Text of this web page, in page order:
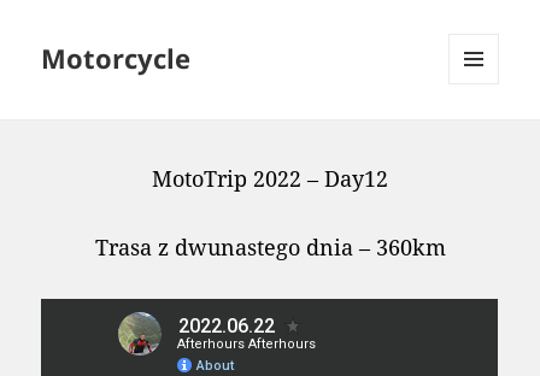
Motorcycle
MotoTrip 2022 – Day12
Trasa z dwunastego dnia – 360km